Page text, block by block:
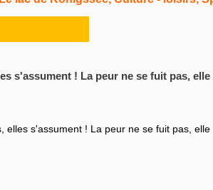
s'assument ! La peur ne se fuit pas,
elles s'assument ! La peur ne se fuit pas,